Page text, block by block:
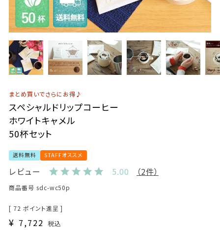
まとめ買いでさらにお得♪
スペシャルドリップコーヒー
ホワイトキャメル
50杯セット
送料無料 STAFFオススメ
レビュー 5.00 （2件）
商品番号 sdc-wc50p
[ 72 ポイント進呈 ]
¥ 7,722 税込